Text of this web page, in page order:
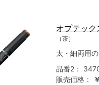
オプテッ
（茶）
太・細両用
品番2：
販売価格：